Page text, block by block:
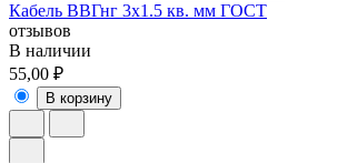
Кабель ВВГнг 3х1.5 кв. мм ГОСТ
отзывов
В наличии
55,00 ₽
В корзину